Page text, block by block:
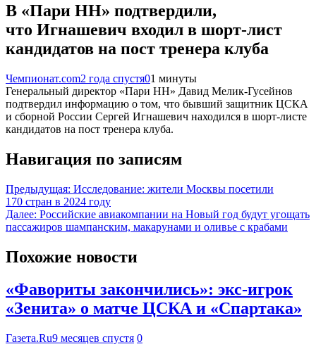
В «Пари НН» подтвердили,
что Игнашевич входил в шорт-лист
кандидатов на пост тренера клуба
Чемпионат.com2 года спустя01 минуты
Генеральный директор «Пари НН» Давид Мелик-Гусейнов
подтвердил информацию о том, что бывший защитник ЦСКА
и сборной России Сергей Игнашевич находился в шорт-листе
кандидатов на пост тренера клуба.
Навигация по записям
Предыдущая: Исследование: жители Москвы посетили
170 стран в 2024 году
Далее: Российские авиакомпании на Новый год будут угощать
пассажиров шампанским, макарунами и оливье с крабами
Похожие новости
«Фавориты закончились»: экс-игрок
«Зенита» о матче ЦСКА и «Спартака»
Газета.Ru9 месяцев спустя 0